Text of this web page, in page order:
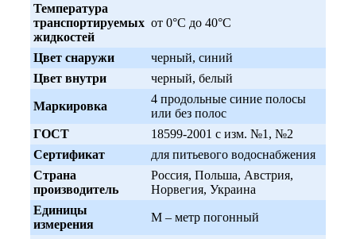
Температура
транспортируемых
жидкостей
от 0°C до 40°C
Цвет снаружи
черный, синий
Цвет внутри
черный, белый
Маркировка
4 продольные синие полосы
или без полос
ГОСТ
18599-2001 с изм. №1, №2
Сертификат
для питьевого водоснабжения
Страна
производитель
Россия, Польша, Австрия,
Норвегия, Украина
Единицы
измерения
М – метр погонный